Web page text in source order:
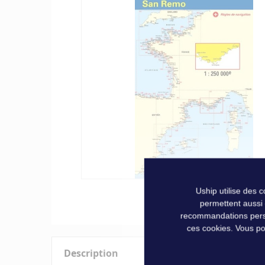
the
Description
Uship utilise des
permettent
recommandations
ces cookies. Vous